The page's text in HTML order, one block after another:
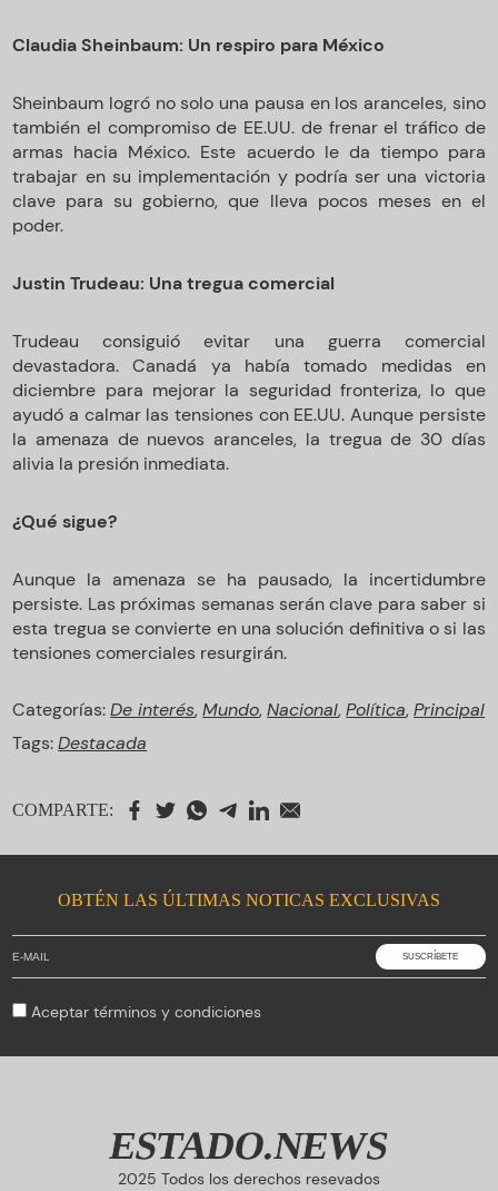
Claudia Sheinbaum: Un respiro para México
Sheinbaum logró no solo una pausa en los aranceles, sino
también el compromiso de EE.UU. de frenar el tráfico de
armas hacia México. Este acuerdo le da tiempo para
trabajar en su implementación y podría ser una victoria
clave para su gobierno, que lleva pocos meses en el
poder.
Justin Trudeau: Una tregua comercial
Trudeau consiguió evitar una guerra comercial
devastadora. Canadá ya había tomado medidas en
diciembre para mejorar la seguridad fronteriza, lo que
ayudó a calmar las tensiones con EE.UU. Aunque persiste
la amenaza de nuevos aranceles, la tregua de 30 días
alivia la presión inmediata.
¿Qué sigue?
Aunque la amenaza se ha pausado, la incertidumbre
persiste. Las próximas semanas serán clave para saber si
esta tregua se convierte en una solución definitiva o si las
tensiones comerciales resurgirán.
Categorías:De interés,Mundo,Nacional,Política,Principal
Tags:Destacada
COMPARTE:
OBTÉN LAS ÚLTIMAS NOTICAS EXCLUSIVAS
Aceptartérminos y condiciones
ESTADO.NEWS
2025 Todos los derechos resevados